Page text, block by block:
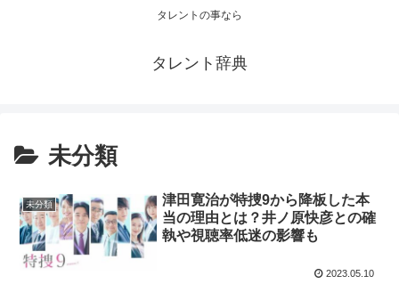
タレントの事なら
タレント辞典
未分類
未分類
津田寛治が特捜9から降板した本
当の理由とは？井ノ原快彦との確
執や視聴率低迷の影響も
2023.05.10